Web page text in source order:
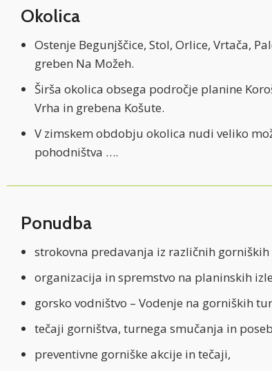
Okolica
Ostenje Begunjščice, Stol, Orlice, Vrtača,
greben Na Možeh.
Širša okolica obsega področje planine
Vrha in grebena Košute.
V zimskem obdobju okolica nudi veliko
pohodništva ….
Ponudba
strokovna predavanja iz različnih
organizacija in spremstvo na planinskih
gorsko vodništvo – Vodenje na gorniških
tečaji gorništva, turnega smučanja in
preventivne gorniške akcije in tečaji,